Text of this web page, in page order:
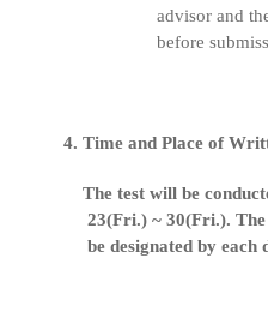
advisor and
before
4. Time and Place of
The test will be
23(Fri.) ~ 30(Fri.).
be designated by each